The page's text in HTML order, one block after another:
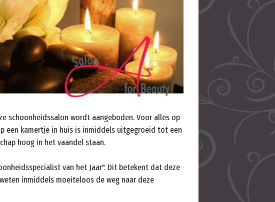
schoonheidssalon wordt aangeboden. Voor alles op
een kamertje in huis is inmiddels uitgegroeid tot een
hoog in het vaandel staan.
van het Jaar". Dit betekent dat deze
inmiddels moeiteloos de weg naar deze